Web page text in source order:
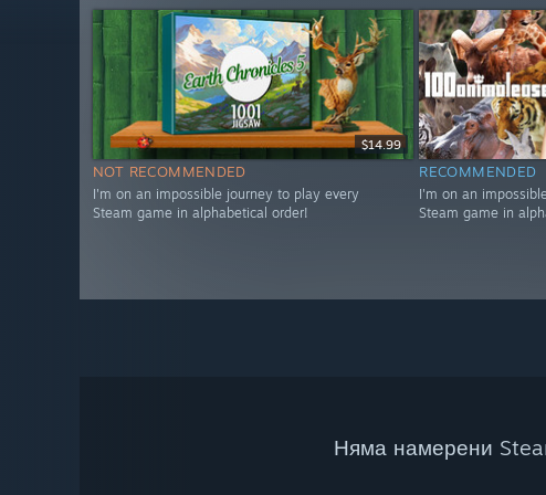
$14.99
NOT RECOMMENDED
I'm on an impossible journey to play every
Steam game in alphabetical order!
RECOMMENDED
I'm on an
Steam game in
Няма намерени